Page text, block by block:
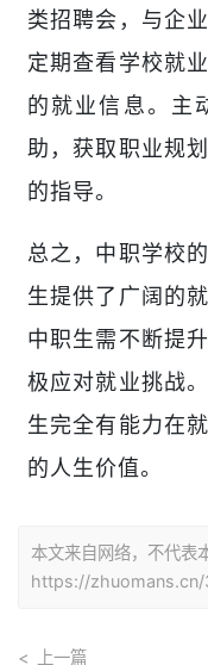
类招聘会，与企
定期查看学校就
的就业信息。主
助，获取职业规
的指导。
总之，中职学校
生提供了广阔的
中职生需不断提
极应对就业挑战
生完全有能力在
的人生价值。
本文来自网络，不代表
https://
上一篇